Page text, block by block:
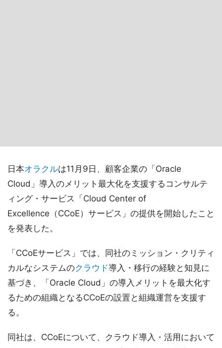
日本オラクルは11月9日、顧客企業の「Oracle
Cloud」導入のメリット最大化を支援するコンサルテ
ィング・サービス「Cloud Center of
Excellence（CCoE）サービス」の提供を開始したこと
を発表した。
「CCoEサービス」では、同社のミッション・クリティ
カルなシステムのクラウド導入・移行の経験と知見に
基づき、「Oracle Cloud」の導入メリットを最大化す
るための組織となるCCoEの設置と組織運営を支援す
る。
同社は、CCoEについて、クラウド導入・活用において